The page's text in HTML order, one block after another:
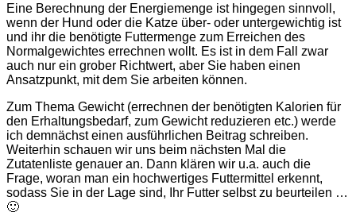
Eine Berechnung der Energiemenge ist hingegen sinnvoll,
wenn der Hund oder die Katze über- oder untergewichtig ist
und ihr die benötigte Futtermenge zum Erreichen des
Normalgewichtes errechnen wollt. Es ist in dem Fall zwar
auch nur ein grober Richtwert, aber Sie haben einen
Ansatzpunkt, mit dem Sie arbeiten können.
Zum Thema Gewicht (errechnen der benötigten Kalorien für
den Erhaltungsbedarf, zum Gewicht reduzieren etc.) werde
ich demnächst einen ausführlichen Beitrag schreiben.
Weiterhin schauen wir uns beim nächsten Mal die
Zutatenliste genauer an. Dann klären wir u.a. auch die
Frage, woran man ein hochwertiges Futtermittel erkennt,
sodass Sie in der Lage sind, Ihr Futter selbst zu beurteilen …
🙂